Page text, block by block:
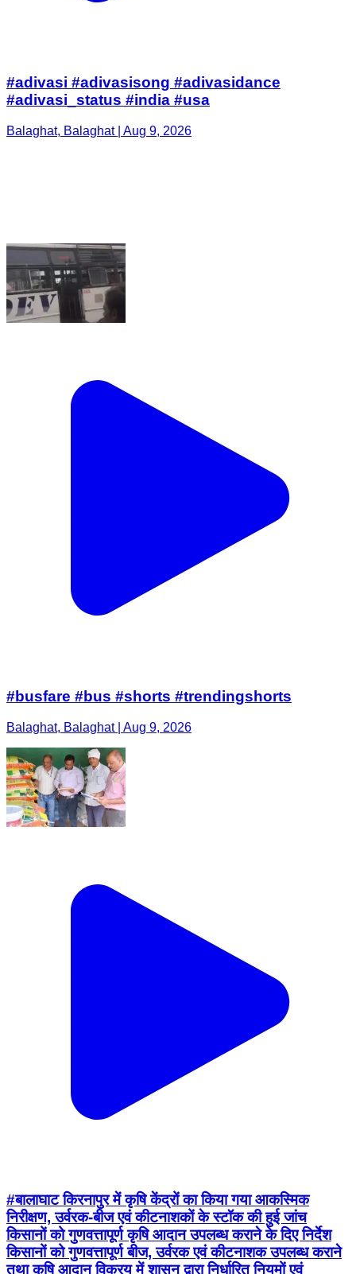
#adivasi #adivasisong #adivasidance
#adivasi_status #india #usa
Balaghat, Balaghat | Aug 9, 2026
#busfare #bus #shorts #trendingshorts
#बालाघाट किरनापुर में कृषि केंद्रों का किया गया आकस्मिक
निरीक्षण, उर्वरक-बीज एवं कीटनाशकों के स्टॉक की हुई जांच
प्रावधानों का पालन सुनिश्चित करने के उद्देश्य से कृषि विभाग द्वारा
किरनापुर क्षेत्र के कृषि केंद्रों का आकस्मिक निरीक्षण किया गया।
उपसंचालक कृषि श्री फूलसिंह मालवीय एवं अनुविभागीय कृषि
अधिकारी लांजी श्री राजेश कुमार खोबरागड़े के निर्देशन में निरीक्षक
(बीज/उर्वरक/कीटनाशक) श्री कुलदीप गनवीर, प्रभारी वरिष्ठ कृषि